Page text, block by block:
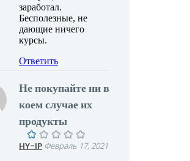
заработал.
Бесполезные, не
дающие ничего
курсы.
Ответить
Не покупайте ни в
коем случае их
продукты
HY-IP Февраль 17, 2021